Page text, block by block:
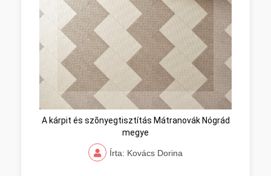
A kárpit és szõnyegtisztítás Mátranovák Nógrád
megye
Írta: Kovács Dorina